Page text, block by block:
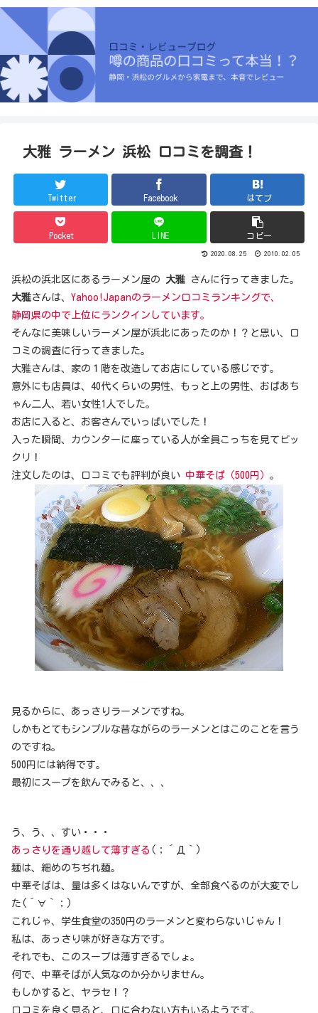
大雅 ラーメン 浜松 口コミを調査！
Twitter Facebook はてブ
Pocket LINE コピー
2020.08.25 2010.02.05
浜松の浜北区にあるラーメン屋の 大雅 さんに行ってきました。
大雅さんは、 Yahoo!Japanのラーメン口コミランキングで、
静岡県の中で上位にランクインしています。
そんなに美味しいラーメン屋が浜北にあったのか！？と思い、口
コミの調査に行ってきました。
大雅さんは、家の１階を改造してお店にしている感じです。
意外にも店員は、40代くらいの男性、もっと上の男性、おばあち
ゃん二人、若い女性1人でした。
お店に入ると、お客さんでいっぱいでした！
入った瞬間、カウンターに座っている人が全員こっちを見てビッ
クリ！
注文したのは、口コミでも評判が良い 中華そば（500円） 。
見るからに、あっさりラーメンですね。
しかもとてもシンプルな昔ながらのラーメンとはこのことを言う
のですね。
500円には納得です。
最初にスープを飲んでみると、、、
う、う、、すい・・・
あっさりを通り越して薄すぎる (；´Д｀)
麺は、細めのちぢれ麺。
中華そばは、量は多くはないんですが、全部食べるのが大変でし
た(´∀｀；)
これじゃ、学生食堂の350円のラーメンと変わらないじゃん！
私は、あっさり味が好きな方です。
それでも、このスープは薄すぎるでしょ。
何で、中華そばが人気なのか分かりません。
もしかすると、ヤラセ！？
口コミを良く見ると、口に合わない方もいるようです。